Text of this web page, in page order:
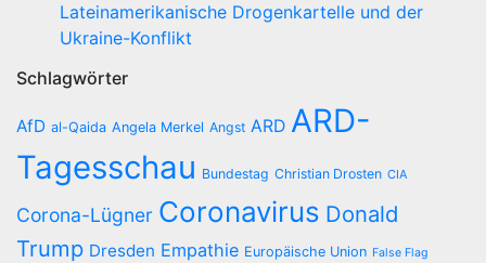
Lateinamerikanische Drogenkartelle und der
Ukraine-Konflikt
Schlagwörter
AfD al-Qaida Angela Merkel Angst ARD ARD-
Tagesschau Bundestag Christian Drosten CIA
Corona-Lügner Coronavirus Donald
Trump Dresden Empathie Europäische Union False Flag